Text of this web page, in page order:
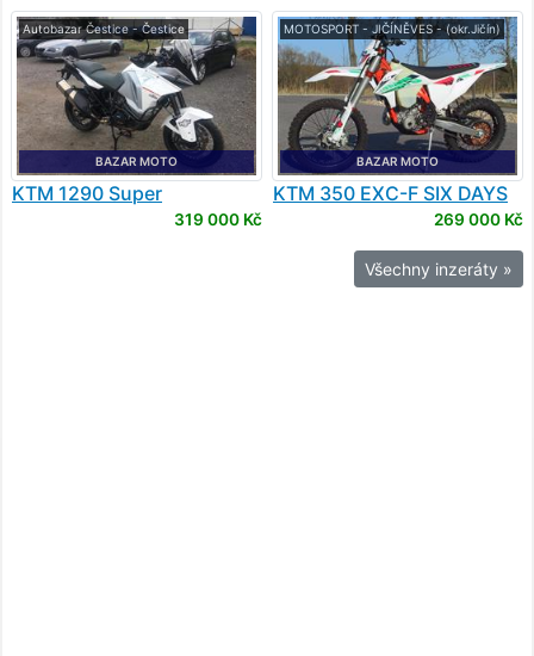
Autobazar Čestice - Čestice
BAZAR MOTO
KTM 1290 Super
319 000 Kč
MOTOSPORT - JIČÍNĚVES - (okr.Jičín)
BAZAR MOTO
KTM 350 EXC-F SIX DAYS
269 000 Kč
Všechny inzeráty »